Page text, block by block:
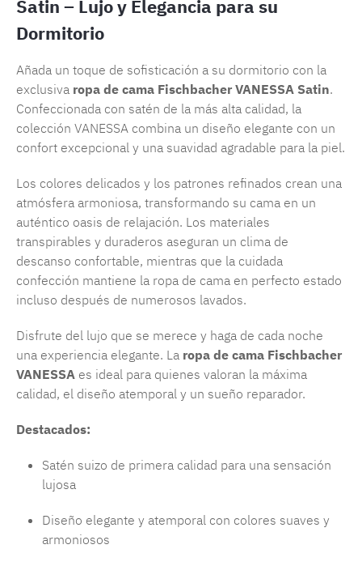
Satin – Lujo y Elegancia para su
Dormitorio
Añada un toque de sofisticación a su dormitorio con la
exclusiva ropa de cama Fischbacher VANESSA Satin.
Confeccionada con satén de la más alta calidad, la
colección VANESSA combina un diseño elegante con un
confort excepcional y una suavidad agradable para la piel.
Los colores delicados y los patrones refinados crean una
atmósfera armoniosa, transformando su cama en un
auténtico oasis de relajación. Los materiales
transpirables y duraderos aseguran un clima de
descanso confortable, mientras que la cuidada
confección mantiene la ropa de cama en perfecto estado
incluso después de numerosos lavados.
Disfrute del lujo que se merece y haga de cada noche
una experiencia elegante. La ropa de cama Fischbacher
VANESSA es ideal para quienes valoran la máxima
calidad, el diseño atemporal y un sueño reparador.
Destacados:
Satén suizo de primera calidad para una sensación
lujosa
Diseño elegante y atemporal con colores suaves y
armoniosos